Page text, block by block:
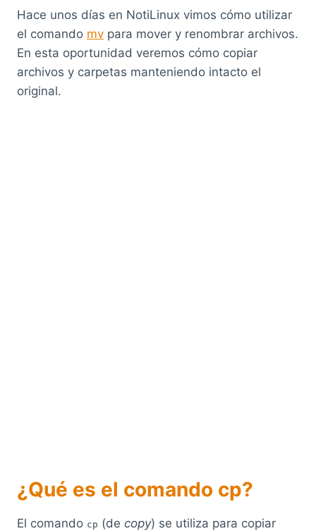
Hace unos días en NotiLinux vimos cómo utilizar
el comando mv para mover y renombrar archivos.
En esta oportunidad veremos cómo copiar
archivos y carpetas manteniendo intacto el
original.
¿Qué es el comando cp?
El comando cp (de copy) se utiliza para copiar